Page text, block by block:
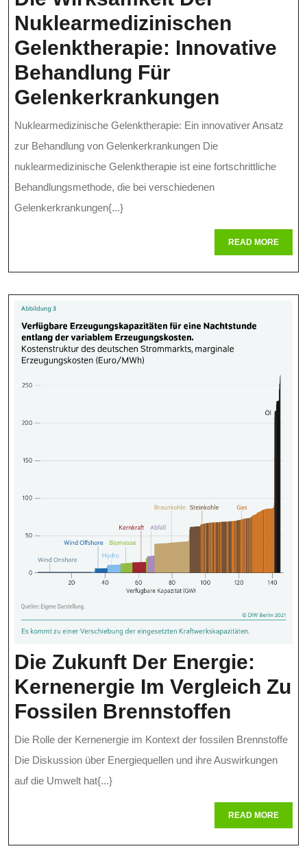
Nuklearmedizinischen
Gelenktherapie: Innovative
Behandlung Für
Gelenkerkrankungen
Für
Nuklearmedizinische Gelenktherapie: Ein innovativer Ansatz
zur Behandlung von Gelenkerkrankungen Die
nuklearmedizinische Gelenktherapie ist eine fortschrittliche
Behandlungsmethode, die bei verschiedenen
Gelenkerkrankungen{...}
READ MOREREAD
MORE
Die Zukunft Der Energie:
Kernenergie Im Vergleich Zu
Fossilen Brennstoffen
Zukunft
Der
Im
Die Rolle der Kernenergie im Kontext der fossilen Brennstoffe
Die Diskussion über Energiequellen und ihre Auswirkungen
auf die Umwelt hat{...}
READ MOREREAD
MORE